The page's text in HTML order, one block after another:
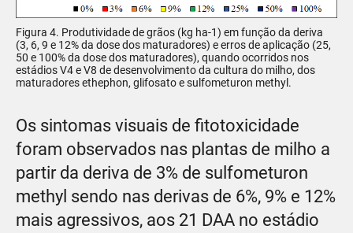
Figura 4. Produtividade de grãos (kg ha-1) em função da deriva
(3, 6, 9 e 12% da dose dos maturadores) e erros de aplicação (25,
50 e 100% da dose dos maturadores), quando ocorridos nos
estádios V4 e V8 de desenvolvimento da cultura do milho, dos
maturadores ethephon, glifosato e sulfometuron methyl.
Os sintomas visuais de fitotoxicidade
foram observados nas plantas de milho a
partir da deriva de 3% de sulfometuron
methyl sendo nas derivas de 6%, 9% e 12%
mais agressivos, aos 21 DAA no estádio